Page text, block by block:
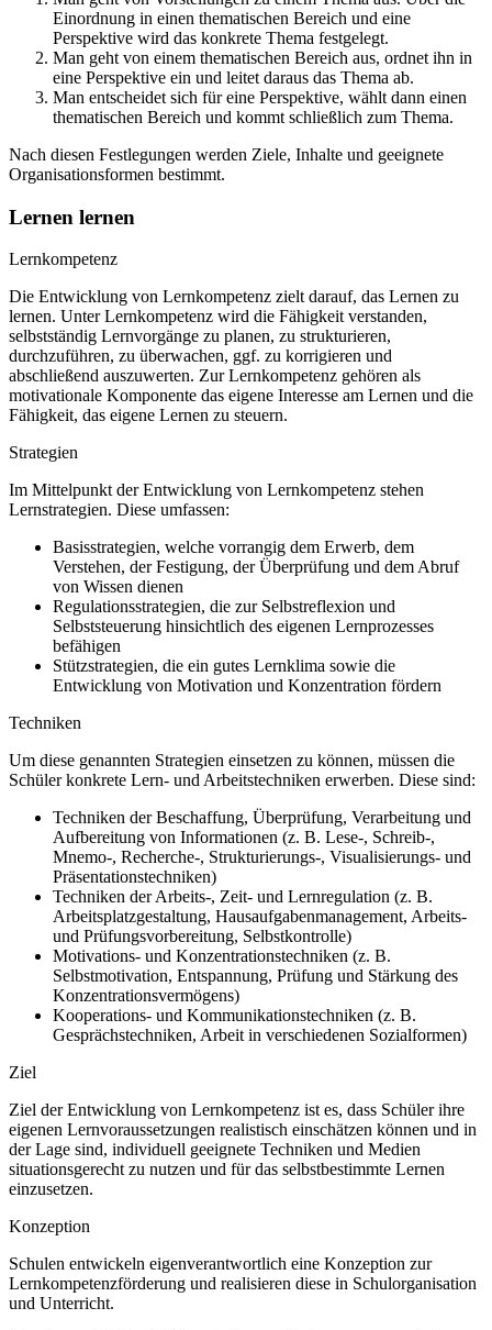
Einordnung in einen thematischen Bereich und eine
Perspektive wird das konkrete Thema festgelegt.
Man geht von einem thematischen Bereich aus, ordnet ihn in
eine Perspektive ein und leitet daraus das Thema ab.
Man entscheidet sich für eine Perspektive, wählt dann einen
thematischen Bereich und kommt schließlich zum Thema.
Nach diesen Festlegungen werden Ziele, Inhalte und geeignete
Organisationsformen bestimmt.
Lernen lernen
Lernkompetenz
Die Entwicklung von Lernkompetenz zielt darauf, das Lernen zu
lernen. Unter Lernkompetenz wird die Fähigkeit verstanden,
selbstständig Lernvorgänge zu planen, zu strukturieren,
durchzuführen, zu überwachen, ggf. zu korrigieren und
abschließend auszuwerten. Zur Lernkompetenz gehören als
motivationale Komponente das eigene Interesse am Lernen und die
Fähigkeit, das eigene Lernen zu steuern.
Strategien
Im Mittelpunkt der Entwicklung von Lernkompetenz stehen
Lernstrategien. Diese umfassen:
Basisstrategien, welche vorrangig dem Erwerb, dem
Verstehen, der Festigung, der Überprüfung und dem Abruf
von Wissen dienen
Regulationsstrategien, die zur Selbstreflexion und
Selbststeuerung hinsichtlich des eigenen Lernprozesses
befähigen
Stützstrategien, die ein gutes Lernklima sowie die
Entwicklung von Motivation und Konzentration fördern
Techniken
Um diese genannten Strategien einsetzen zu können, müssen die
Schüler konkrete Lern- und Arbeitstechniken erwerben. Diese sind:
Techniken der Beschaffung, Überprüfung, Verarbeitung und
Aufbereitung von Informationen (z. B. Lese-, Schreib-,
Mnemo-, Recherche-, Strukturierungs-, Visualisierungs- und
Präsentationstechniken)
Techniken der Arbeits-, Zeit- und Lernregulation (z. B.
Arbeitsplatzgestaltung, Hausaufgabenmanagement, Arbeits-
und Prüfungsvorbereitung, Selbstkontrolle)
Motivations- und Konzentrationstechniken (z. B.
Selbstmotivation, Entspannung, Prüfung und Stärkung des
Konzentrationsvermögens)
Kooperations- und Kommunikationstechniken (z. B.
Gesprächstechniken, Arbeit in verschiedenen Sozialformen)
Ziel
Ziel der Entwicklung von Lernkompetenz ist es, dass Schüler ihre
eigenen Lernvoraussetzungen realistisch einschätzen können und in
der Lage sind, individuell geeignete Techniken und Medien
situationsgerecht zu nutzen und für das selbstbestimmte Lernen
einzusetzen.
Konzeption
Schulen entwickeln eigenverantwortlich eine Konzeption zur
Lernkompetenzförderung und realisieren diese in Schulorganisation
und Unterricht.